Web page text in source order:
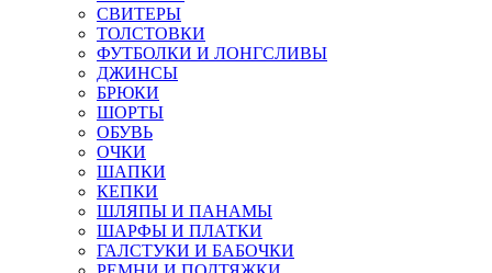
СВИТЕРЫ
ТОЛСТОВКИ
ФУТБОЛКИ И ЛОНГСЛИВЫ
ДЖИНСЫ
БРЮКИ
ШОРТЫ
ОБУВЬ
ОЧКИ
ШАПКИ
КЕПКИ
ШЛЯПЫ И ПАНАМЫ
ШАРФЫ И ПЛАТКИ
ГАЛСТУКИ И БАБОЧКИ